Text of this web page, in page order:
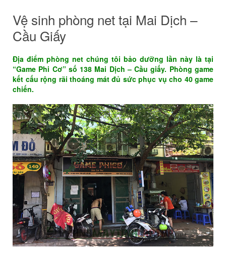
Vệ sinh phòng net tại Mai Dịch –
Cầu Giấy
Địa điểm phòng net chúng tôi bảo dưỡng lần này là tại
“Game Phi Cơ” số 138 Mai Dịch – Cầu giấy. Phòng game
kết cấu rộng rãi thoáng mát đủ sức phục vụ cho 40 game
chiến.